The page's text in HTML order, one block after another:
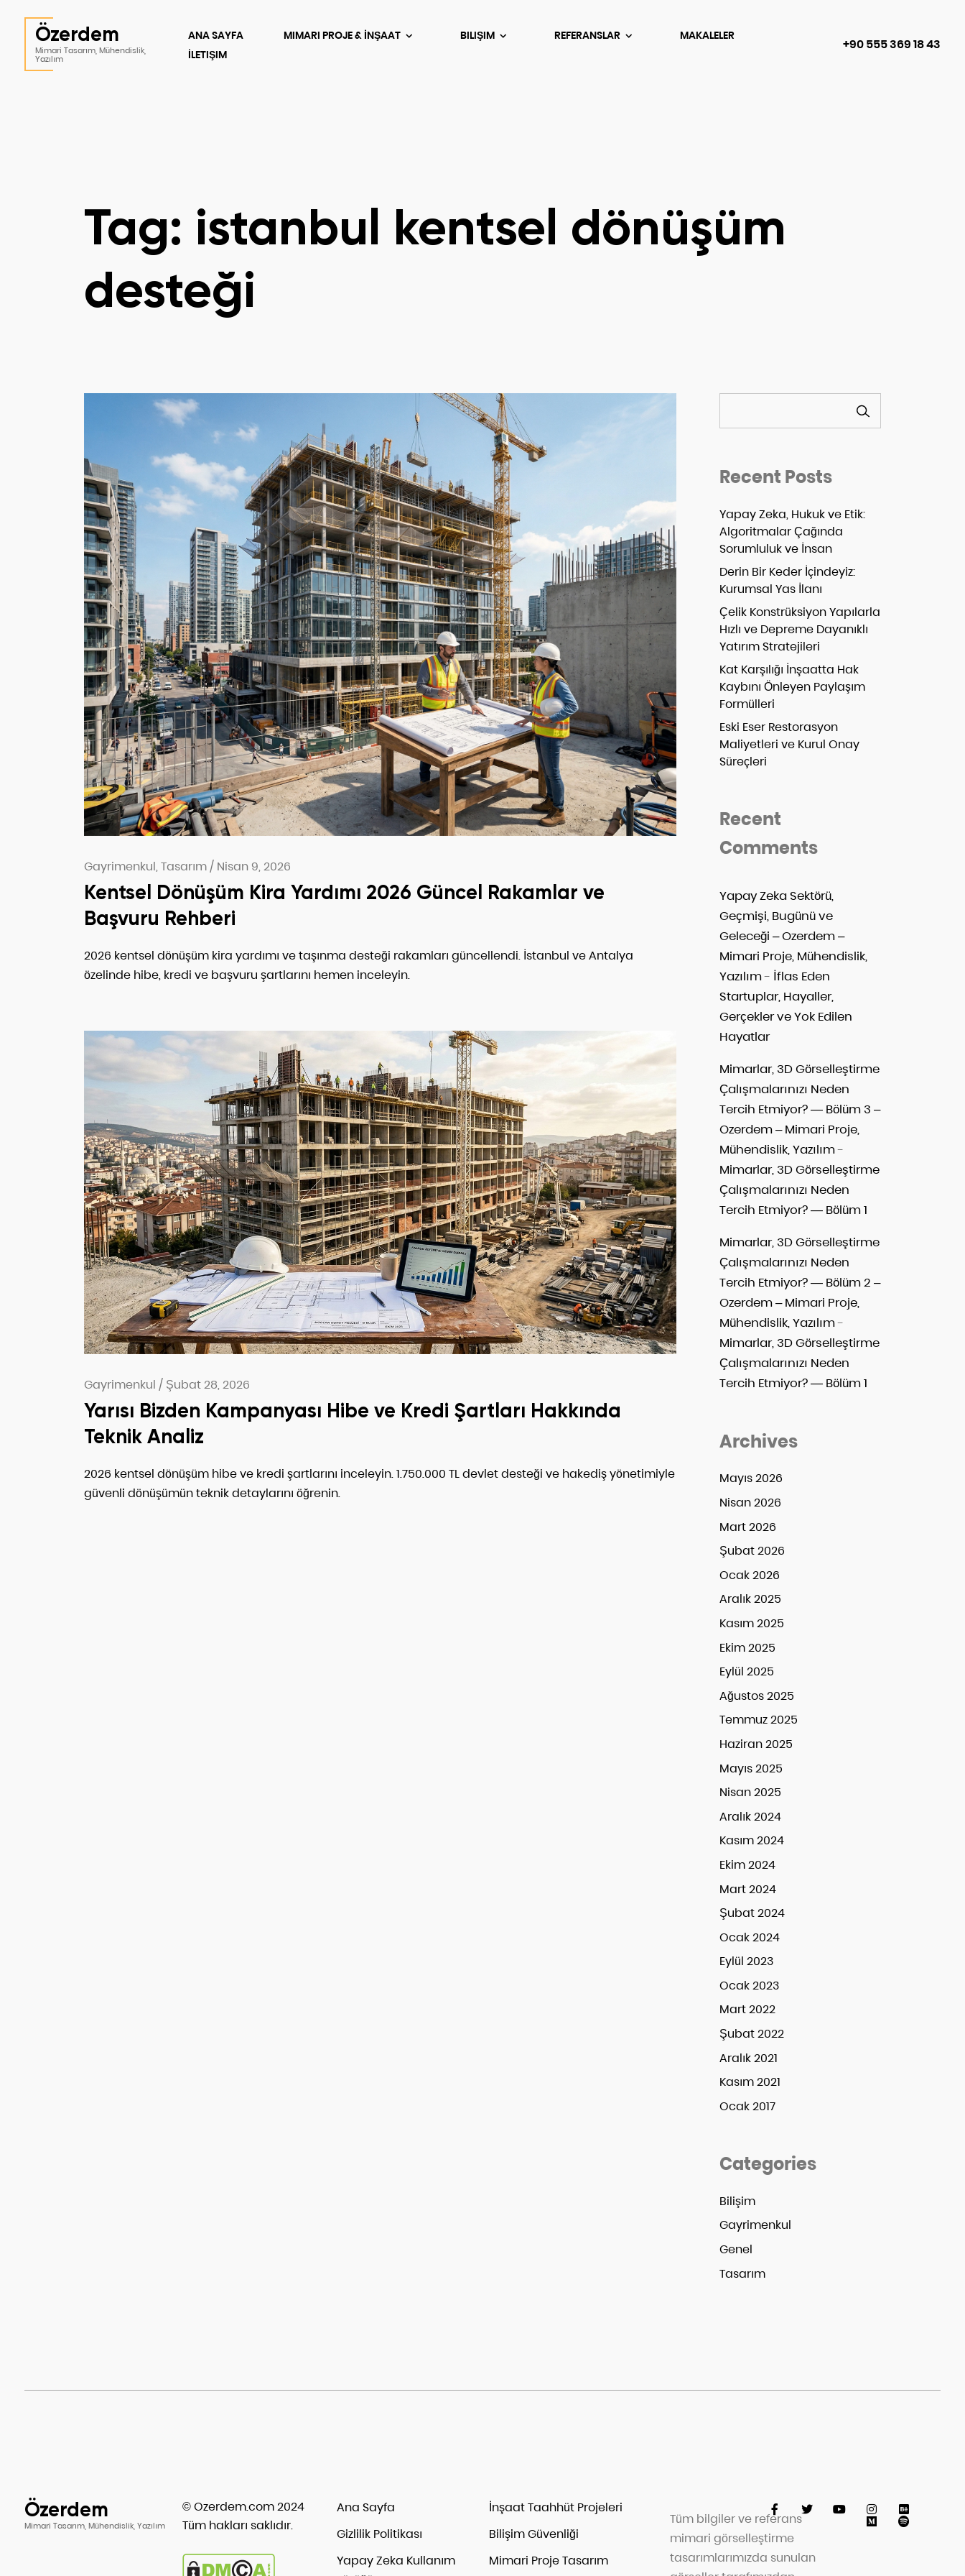
Özerdem
Mimari Tasarım, Mühendislik,
Yazılım
ANA SAYFA MIMARI PROJE & İNŞAAT BILIŞIM REFERANSLAR
MAKALELER
İLETIŞIM
+90 555 369 18 43
Tag: istanbul kentsel dönüşüm
desteği
Gayrimenkul, Tasarım/ Nisan 9, 2026
Kentsel Dönüşüm Kira Yardımı 2026 Güncel Rakamlar ve
Başvuru Rehberi
2026 kentsel dönüşüm kira yardımı ve taşınma desteği rakamları güncellendi. İstanbul ve Antalya
özelinde hibe, kredi ve başvuru şartlarını hemen inceleyin.
Gayrimenkul / Şubat 28, 2026
Yarısı Bizden Kampanyası Hibe ve Kredi Şartları Hakkında
Teknik Analiz
2026 kentsel dönüşüm hibe ve kredi şartlarını inceleyin. 1.750.000 TL devlet desteği ve hakediş yönetimiyle
güvenli dönüşümün teknik detaylarını öğrenin.
Recent Posts
Yapay Zeka, Hukuk ve Etik:
Algoritmalar Çağında
Sorumluluk ve İnsan
Derin Bir Keder İçindeyiz:
Kurumsal Yas İlanı
Çelik Konstrüksiyon Yapılarla
Hızlı ve Depreme Dayanıklı
Yatırım Stratejileri
Kat Karşılığı İnşaatta Hak
Kaybını Önleyen Paylaşım
Formülleri
Eski Eser Restorasyon
Maliyetleri ve Kurul Onay
Süreçleri
Recent
Comments
Yapay Zeka Sektörü,
Geçmişi, Bugünü ve
Geleceği – Ozerdem –
Mimari Proje, Mühendislik,
Yazılım- İflas Eden
Startuplar, Hayaller,
Gerçekler ve Yok Edilen
Hayatlar
Mimarlar, 3D Görselleştirme
Çalışmalarınızı Neden
Tercih Etmiyor? — Bölüm 3 –
Ozerdem – Mimari Proje,
Mühendislik, Yazılım-
Mimarlar, 3D Görselleştirme
Çalışmalarınızı Neden
Tercih Etmiyor? — Bölüm 1
Mimarlar, 3D Görselleştirme
Çalışmalarınızı Neden
Tercih Etmiyor? — Bölüm 2 –
Ozerdem – Mimari Proje,
Mühendislik, Yazılım-
Mimarlar, 3D Görselleştirme
Çalışmalarınızı Neden
Tercih Etmiyor? — Bölüm 1
Archives
Mayıs 2026
Nisan 2026
Mart 2026
Şubat 2026
Ocak 2026
Aralık 2025
Kasım 2025
Ekim 2025
Eylül 2025
Ağustos 2025
Temmuz 2025
Haziran 2025
Mayıs 2025
Nisan 2025
Aralık 2024
Kasım 2024
Ekim 2024
Mart 2024
Şubat 2024
Ocak 2024
Eylül 2023
Ocak 2023
Mart 2022
Şubat 2022
Aralık 2021
Kasım 2021
Ocak 2017
Categories
Bilişim
Gayrimenkul
Genel
Tasarım
Özerdem
Mimari Tasarım, Mühendislik, Yazılım
© Ozerdem.com 2024
Tüm hakları saklıdır.
Ana Sayfa
Gizlilik Politikası
Yapay Zeka Kullanım
İnşaat Taahhüt Projeleri
Bilişim Güvenliği
Mimari Proje Tasarım
Tüm bilgiler ve referans
mimari görselleştirme
tasarımlarımızda sunulan